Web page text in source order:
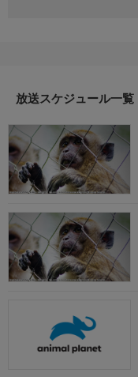
す。
放送スケジュール一覧